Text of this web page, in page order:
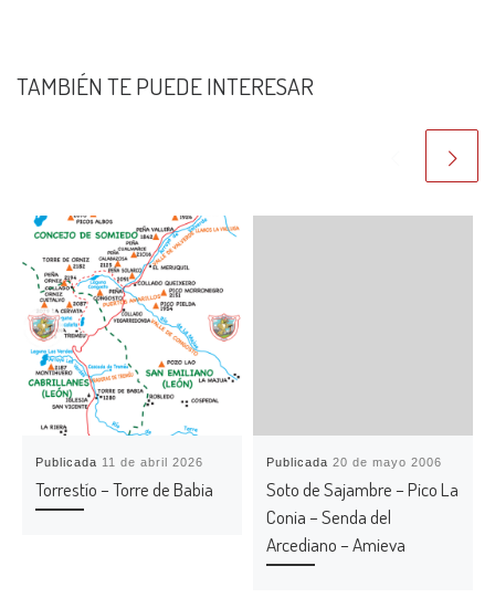
TAMBIÉN TE PUEDE INTERESAR
Publicada 11 de abril 2026
Torrestío – Torre de Babia
Publicada20 de mayo 2006
Soto de Sajambre – Pico La
Conia – Senda del
Arcediano – Amieva